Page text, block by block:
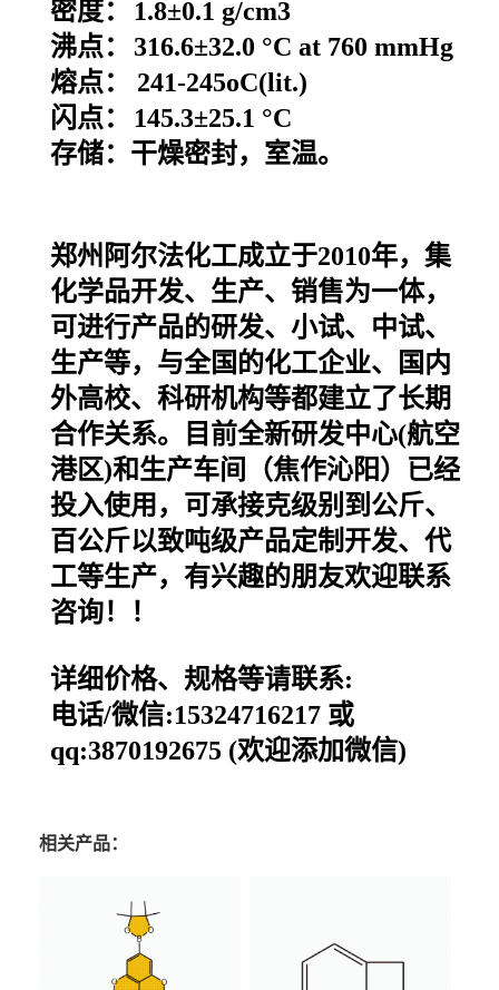
密度：
1.8±0.1 g/cm3
沸点：
316.6±32.0 °C at 760 mmHg
熔点： 241-245oC(lit.)
闪点：
145.3±25.1 °C
存储：干燥密封，室温。
郑州阿尔法化工成立于2010年，集
化学品开发、生产、销售为一体，
可进行产品的研发、小试、中试、
生产等，与全国的化工企业、国内
外高校、科研机构等都建立了长期
合作关系。目前全新研发中心(航空
港区)和生产车间（焦作沁阳）已经
投入使用，可承接克级别到公斤、
百公斤以致吨级产品定制开发、代
工等生产，有兴趣的朋友欢迎联系
咨询！！
详细价格、规格等请联系:
电话/微信:15324716217 或
qq:3870192675 (欢迎添加微信)
相关产品：